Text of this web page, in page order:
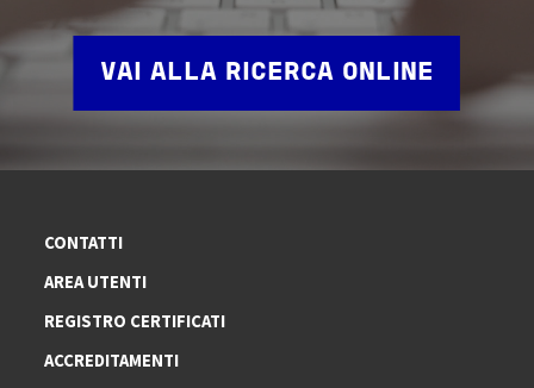
VAI ALLA RICERCA ONLINE
CONTATTI
AREA UTENTI
REGISTRO CERTIFICATI
ACCREDITAMENTI